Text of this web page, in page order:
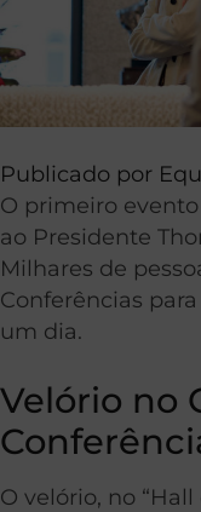
Publicado por
O primeiro
ao Presidente
Milhares de
Conferências
um dia.
Velório no
O velório, no